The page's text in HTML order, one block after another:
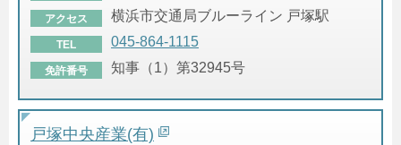
アクセス 横浜市交通局ブルーライン 戸塚駅
TEL 045-864-1115
免許番号 知事（1）第32945号
戸塚中央産業(有)